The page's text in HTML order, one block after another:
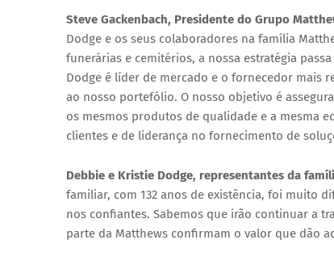
Steve Gackenbach, Presidente do Grupo
Dodge e os seus colaboradores na família
funerárias e cemitérios, a nossa estratégia
Dodge é líder de mercado e o fornecedor mais
ao nosso portefólio. O nosso objetivo é
os mesmos produtos de qualidade e a mesma
clientes e de liderança no fornecimento de
Debbie e Kristie Dodge, representantes da
familiar, com 132 anos de existência, foi muito
nos confiantes. Sabemos que irão continuar a
parte da Matthews confirmam o valor que dão